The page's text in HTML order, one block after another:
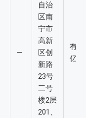
—
自治
区南
宁市
高新
区创
新路
23号
三号
楼2层
201、
有效
亿/g